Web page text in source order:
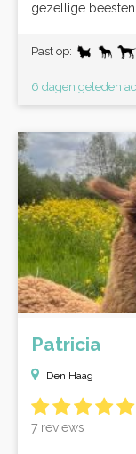
gezellige
Past op:
6 dagen geleden
Patricia
Den Haag
7 reviews